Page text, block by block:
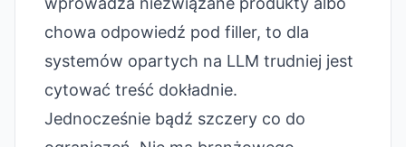
chowa odpowiedź pod filler, to dla
systemów opartych na LLM trudniej jest
cytować treść dokładnie.
Jednocześnie bądź szczery co do